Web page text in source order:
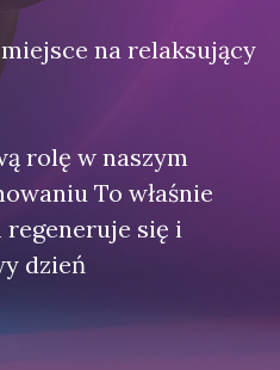
na relaksujący
rolę w naszym
To właśnie
się i
dzień